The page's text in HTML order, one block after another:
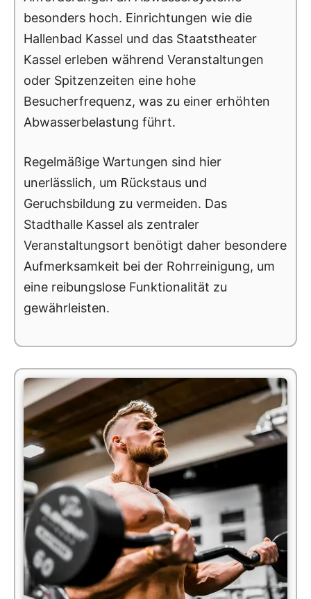
besonders hoch. Einrichtungen wie die
Hallenbad Kassel und das Staatstheater
Kassel erleben während Veranstaltungen
oder Spitzenzeiten eine hohe
Besucherfrequenz, was zu einer erhöhten
Abwasserbelastung führt.
Regelmäßige Wartungen sind hier
unerlässlich, um Rückstaus und
Geruchsbildung zu vermeiden. Das
Stadthalle Kassel als zentraler
Veranstaltungsort benötigt daher besondere
Aufmerksamkeit bei der Rohrreinigung, um
eine reibungslose Funktionalität zu
gewährleisten.